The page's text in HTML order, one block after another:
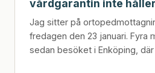
vårdgarantin inte håller
Jag sitter på
fredagen den 23 januari. Fyra
sedan besöket i Enköping,